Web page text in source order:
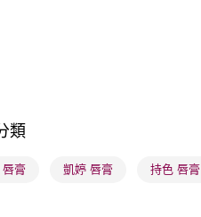
類
唇膏 凱婷 唇膏 持色 唇膏